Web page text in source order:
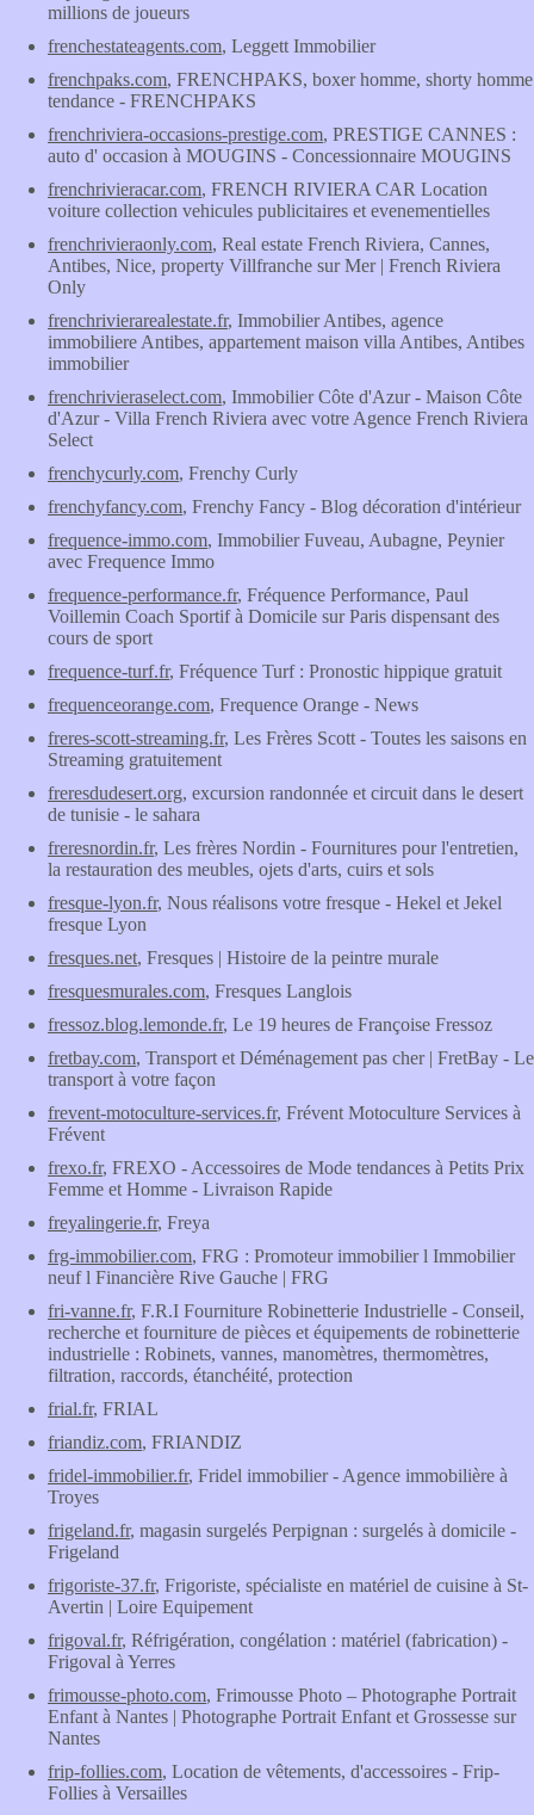
millions de joueurs
frenchestateagents.com, Leggett Immobilier
frenchpaks.com, FRENCHPAKS, boxer homme, shorty homme
tendance - FRENCHPAKS
frenchriviera-occasions-prestige.com, PRESTIGE CANNES :
auto d' occasion à MOUGINS - Concessionnaire MOUGINS
frenchrivieracar.com, FRENCH RIVIERA CAR Location
voiture collection vehicules publicitaires et evenementielles
frenchrivieraonly.com, Real estate French Riviera, Cannes,
Antibes, Nice, property Villfranche sur Mer | French Riviera
Only
frenchrivierarealestate.fr, Immobilier Antibes, agence
immobiliere Antibes, appartement maison villa Antibes, Antibes
immobilier
frenchrivieraselect.com, Immobilier Côte d'Azur - Maison Côte
d'Azur - Villa French Riviera avec votre Agence French Riviera
Select
frenchycurly.com, Frenchy Curly
frenchyfancy.com, Frenchy Fancy - Blog décoration d'intérieur
frequence-immo.com, Immobilier Fuveau, Aubagne, Peynier
avec Frequence Immo
frequence-performance.fr, Fréquence Performance, Paul
Voillemin Coach Sportif à Domicile sur Paris dispensant des
cours de sport
frequence-turf.fr, Fréquence Turf : Pronostic hippique gratuit
frequenceorange.com, Frequence Orange - News
freres-scott-streaming.fr, Les Frères Scott - Toutes les saisons en
Streaming gratuitement
freresdudesert.org, excursion randonnée et circuit dans le desert
de tunisie - le sahara
freresnordin.fr, Les frères Nordin - Fournitures pour l'entretien,
la restauration des meubles, ojets d'arts, cuirs et sols
fresque-lyon.fr, Nous réalisons votre fresque - Hekel et Jekel
fresque Lyon
fresques.net, Fresques | Histoire de la peintre murale
fresquesmurales.com, Fresques Langlois
fressoz.blog.lemonde.fr, Le 19 heures de Françoise Fressoz
fretbay.com, Transport et Déménagement pas cher | FretBay - Le
transport à votre façon
frevent-motoculture-services.fr, Frévent Motoculture Services à
Frévent
frexo.fr, FREXO - Accessoires de Mode tendances à Petits Prix
Femme et Homme - Livraison Rapide
freyalingerie.fr, Freya
frg-immobilier.com, FRG : Promoteur immobilier l Immobilier
neuf l Financière Rive Gauche | FRG
fri-vanne.fr, F.R.I Fourniture Robinetterie Industrielle - Conseil,
recherche et fourniture de pièces et équipements de robinetterie
industrielle : Robinets, vannes, manomètres, thermomètres,
filtration, raccords, étanchéité, protection
frial.fr, FRIAL
friandiz.com, FRIANDIZ
fridel-immobilier.fr, Fridel immobilier - Agence immobilière à
Troyes
frigeland.fr, magasin surgelés Perpignan : surgelés à domicile -
Frigeland
frigoriste-37.fr, Frigoriste, spécialiste en matériel de cuisine à St-
Avertin | Loire Equipement
frigoval.fr, Réfrigération, congélation : matériel (fabrication) -
Frigoval à Yerres
frimousse-photo.com, Frimousse Photo – Photographe Portrait
Enfant à Nantes | Photographe Portrait Enfant et Grossesse sur
Nantes
frip-follies.com, Location de vêtements, d'accessoires - Frip-
Follies à Versailles